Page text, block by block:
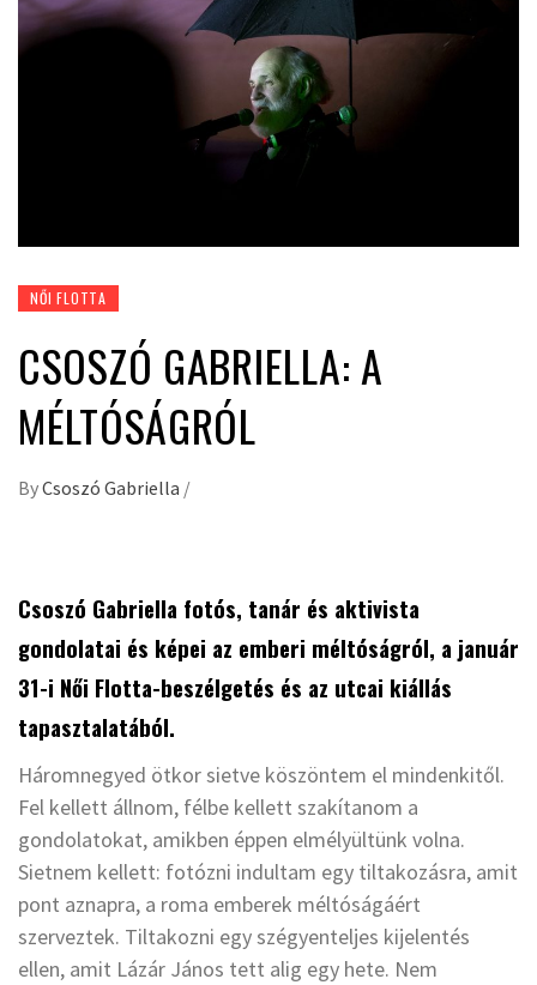
NŐI FLOTTA
CSOSZÓ GABRIELLA: A
MÉLTÓSÁGRÓL
ByCsoszó Gabriella /
Csoszó Gabriella fotós, tanár és aktivista
gondolatai és képei az emberi méltóságról, a január
31-i Női Flotta-beszélgetés és az utcai kiállás
tapasztalatából.
Háromnegyed ötkor sietve köszöntem el mindenkitől.
Fel kellett állnom, félbe kellett szakítanom a
gondolatokat, amikben éppen elmélyültünk volna.
Sietnem kellett: fotózni indultam egy tiltakozásra, amit
pont aznapra, a roma emberek méltóságáért
szerveztek. Tiltakozni egy szégyenteljes kijelentés
ellen, amit Lázár János tett alig egy hete. Nem